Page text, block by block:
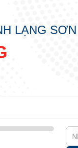
LẠNG SƠN